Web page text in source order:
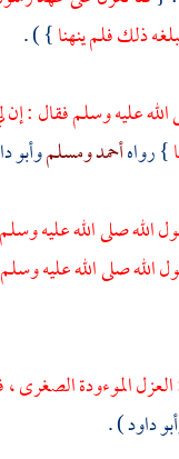
ذلك فلم ينهنا} ) .
عليه وسلم فقال : إن
} رواهأحمدومسلموأبو
الله صلى الله عليه
الله صلى الله عليه
الموءودة الصغرى
داود) .